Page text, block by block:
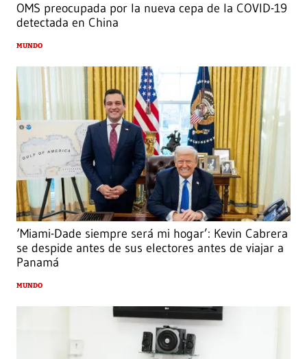
OMS preocupada por la nueva cepa de la COVID-19
detectada en China
MUNDO
‘Miami-Dade siempre será mi hogar’: Kevin Cabrera
se despide antes de sus electores antes de viajar a
Panamá
MUNDO